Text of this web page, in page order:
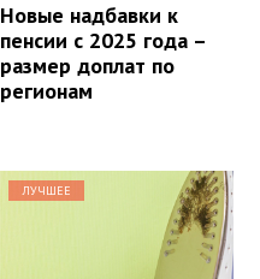
Новые надбавки к
пенсии с 2025 года –
размер доплат по
регионам
ЛУЧШЕЕ